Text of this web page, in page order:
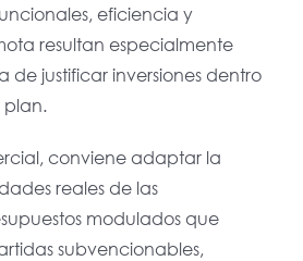
eficiencia y
resultan especialmente
de justificar inversiones dentro
plan.
conviene adaptar la
reales de las
modulados que
subvencionables,